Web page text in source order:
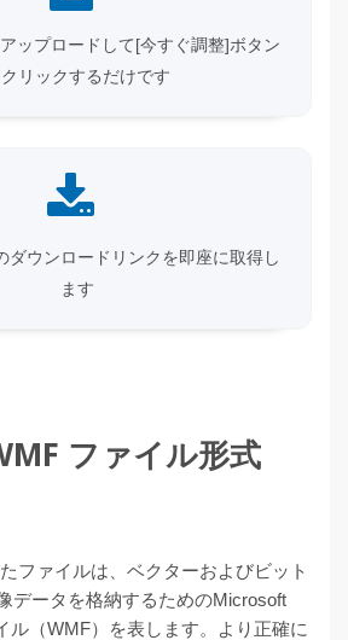
ップロードして[今すぐ調整]ボタン
リックするだけです
ダウンロードリンクを即座に取得し
ます
ファイル形式
ファイルは、ベクターおよびビット
データを格納するためのMicrosoft
ル（WMF）を表します。より正確に